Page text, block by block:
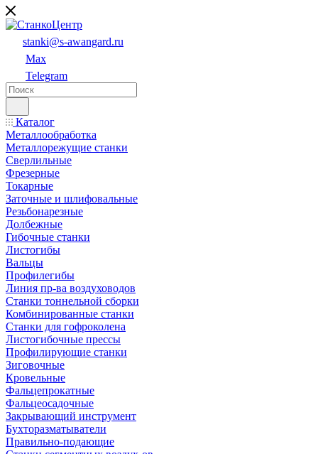
stanki@s-awangard.ru
Max
Telegram
Каталог
Металлообработка
Металлорежущие станки
Сверлильные
Фрезерные
Токарные
Заточные и шлифовальные
Резьбонарезные
Долбежные
Гибочные станки
Листогибы
Вальцы
Профилегибы
Линия пр-ва воздуховодов
Станки тоннельной сборки
Комбинированные станки
Станки для гофроколена
Листогибочные прессы
Профилирующие станки
Зиговочные
Кровельные
Фальцепрокатные
Фальцеосадочные
Закрывающий инструмент
Бухторазматыватели
Правильно-подающие